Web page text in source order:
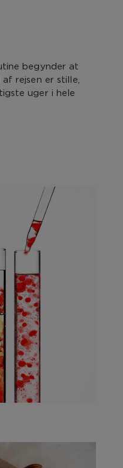
begynder at
rejsen er stille,
uger i hele